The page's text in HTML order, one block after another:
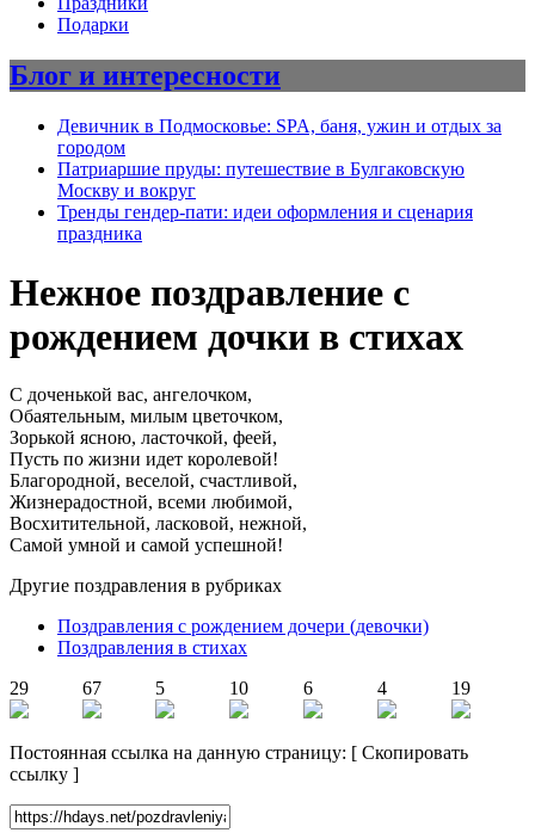
Подарки
Блог и интересности
Девичник в Подмосковье: SPA, баня, ужин и отдых за
городом
Патриаршие пруды: путешествие в Булгаковскую
Москву и вокруг
Тренды гендер-пати: идеи оформления и сценария
праздника
Нежное поздравление с
рождением дочки в стихах
С доченькой вас, ангелочком,
Обаятельным, милым цветочком,
Зорькой ясною, ласточкой, феей,
Пусть по жизни идет королевой!
Благородной, веселой, счастливой,
Жизнерадостной, всеми любимой,
Восхитительной, ласковой, нежной,
Самой умной и самой успешной!
Другие поздравления в рубриках
Поздравления с рождением дочери (девочки)
Поздравления в стихах
29
67 5 10 6 4 19
Постоянная ссылка на данную страницу: [ Скопировать
ссылку ]